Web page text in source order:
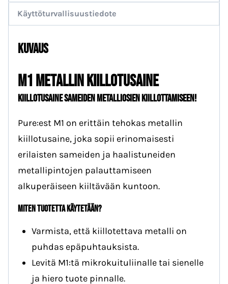
Käyttöturvallisuustiedote
Kuvaus
M1 Metallin kiillotusaine
kiillotusaine SAMEIDEN metalliosien kiillottamiseen!
Pure:est M1 on erittäin tehokas metallin
kiillotusaine, joka sopii erinomaisesti
erilaisten sameiden ja haalistuneiden
metallipintojen palauttamiseen
alkuperäiseen kiiltävään kuntoon.
Miten tuotetta käytetään?
Varmista, että kiillotettava metalli on
puhdas epäpuhtauksista.
Levitä M1:tä mikrokuituliinalle tai sienelle
ja hiero tuote pinnalle.